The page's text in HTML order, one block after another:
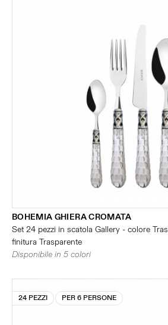
BOHEMIA GHIERA CROMATA
Set 24 pezzi in scatola Gallery - colore
finitura Trasparente
Disponibile in 5 colori
24 PEZZI PER 6 PERSONE